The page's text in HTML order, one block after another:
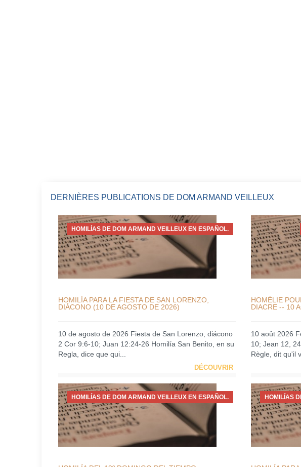
DERNIÈRES PUBLICATIONS DE DOM ARMAND VEILLEUX
HOMILÍAS DE DOM ARMAND VEILLEUX EN ESPAÑOL.
HOMILÍA PARA LA FIESTA DE SAN LORENZO,
DIÁCONO (10 DE AGOSTO DE 2026)
10 de agosto de 2026 Fiesta de San Lorenzo, diácono
2 Cor 9:6-10; Juan 12:24-26 Homilía San Benito, en su
Regla, dice que qui...
DÉCOUVRIR
HOMÉLIE
DIACRE -- 10
10 août 2026
10; Jean 12,
Règle, dit qu'il
HOMILÍAS DE DOM ARMAND VEILLEUX EN ESPAÑOL. HOMILÍAS